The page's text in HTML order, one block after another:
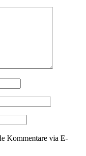
Kommentare via E-